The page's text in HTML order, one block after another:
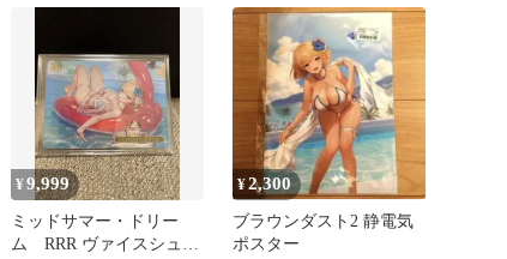
¥9,999
ミッドサマー・ドリー
ム RRR ヴァイスシュヴ
¥2,300
ブラウンダスト2 静電気
ポスター